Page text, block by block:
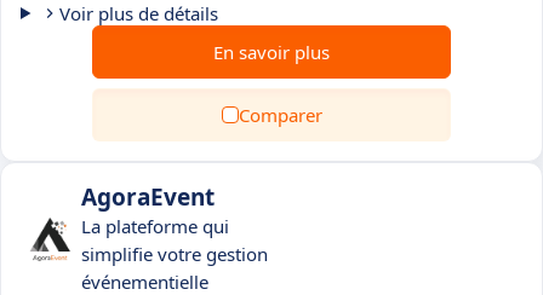
Voir plus de détails
En savoir plus
Comparer
AgoraEvent
La plateforme qui
simplifie votre gestion
événementielle